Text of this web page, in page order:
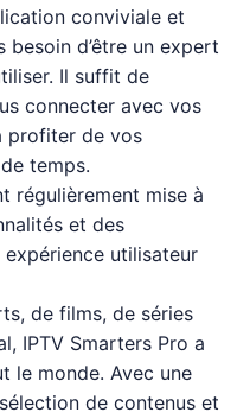
conviviale et
besoin d’être un expert
Il suffit de
connecter avec vos
profiter de vos
temps.
régulièrement mise à
et des
utilisateur
de films, de séries
IPTV Smarters Pro a
le monde. Avec une
de contenus et